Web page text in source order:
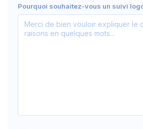
Pourquoi souhaitez-vous un suivi